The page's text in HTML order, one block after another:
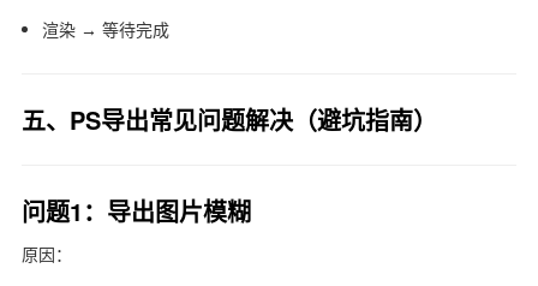
渲染 → 等待完成
五、PS导出常见问题解决（避坑指南）
问题1：导出图片模糊
原因：